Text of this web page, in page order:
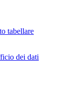
tabellare
dei dati